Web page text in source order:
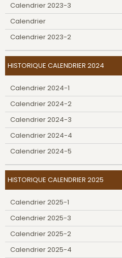
Calendrier 2023-3
Calendrier
Calendrier 2023-2
HISTORIQUE CALENDRIER 2024
Calendrier 2024-1
Calendrier 2024-2
Calendrier 2024-3
Calendrier 2024-4
Calendrier 2024-5
HISTORIQUE CALENDRIER 2025
Calendrier 2025-1
Calendrier 2025-3
Calendrier 2025-2
Calendrier 2025-4